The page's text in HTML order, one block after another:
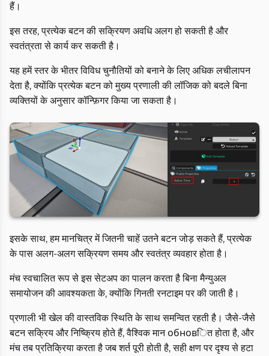
हैं।
इस तरह, प्रत्येक बटन की सक्रियण अवधि अलग हो सकती है और
स्वतंत्रता से कार्य कर सकती है।
यह हमें स्तर के भीतर विविध चुनौतियों को बनाने के लिए अधिक लचीलापन
देता है, क्योंकि प्रत्येक बटन को मुख्य प्रणाली की लॉजिक को बदले बिना
व्यक्तियों के अनुसार कॉन्फ़िगर किया जा सकता है।
इसके साथ, हम मानचित्र में जितनी चाहें उतने बटन जोड़ सकते हैं, प्रत्येक
के पास अलग-अलग सक्रियण समय और स्वतंत्र व्यवहार होता है।
मंच स्वचालित रूप से इस सेटअप का पालन करता है बिना मैन्युअल
समायोजन की आवश्यकता के, क्योंकि गिनती रनटाइम पर की जाती है।
प्रणाली भी खेल की वास्तविक स्थिति के साथ समन्वित रहती है। जैसे-जैसे
बटन सक्रिय और निष्क्रिय होते हैं, वैश्विक मान обновित होता है, और
मंच तब प्रतिक्रिया करता है जब शर्त पूरी होती है, सही क्षण पर दृश्य से हटा